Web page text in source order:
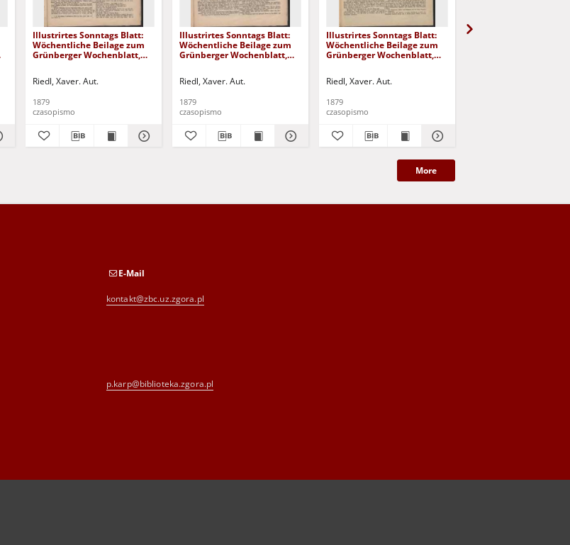
Illustrirtes Sonntags Blatt:
Wöchentliche Beilage zum
Grünberger Wochenblatt,
Riedl, Xaver. Aut.
1879
czasopismo
Illustrirtes Sonntags Blatt:
Wöchentliche Beilage zum
Grünberger Wochenblatt,
Riedl, Xaver. Aut.
1879
czasopismo
Illustrirtes Sonntags Blatt:
Wöchentliche Beilage zum
Grünberger Wochenblatt,
Riedl, Xaver. Aut.
1879
czasopismo
More
E-Mail
kontakt@zbc.uz.zgora.pl
p.karp@biblioteka.zgora.pl